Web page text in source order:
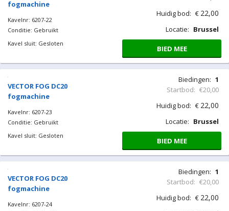
fogmachine
Kavelnr: 6207-22
Conditie: Gebruikt
Kavel sluit: Gesloten
Huidig bod: € 22,00
Locatie: Brussel
BIED MEE
VECTOR FOG DC20
fogmachine
Kavelnr: 6207-23
Conditie: Gebruikt
Kavel sluit: Gesloten
Biedingen: 1
Startbod: €20,00
Huidig bod: € 22,00
Locatie: Brussel
BIED MEE
VECTOR FOG DC20
fogmachine
Kavelnr: 6207-24
Biedingen: 1
Startbod: €20,00
Huidig bod: € 22,00